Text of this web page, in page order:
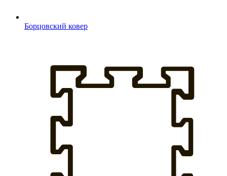
Борцовский ковер